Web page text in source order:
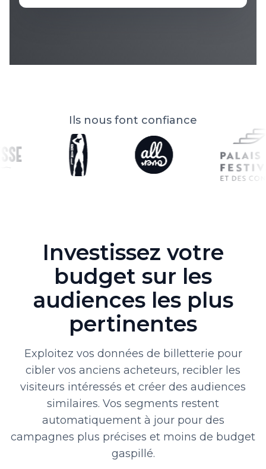
Ils nous font confiance
Investissez votre
budget sur les
audiences les plus
pertinentes
Exploitez vos données de billetterie pour
cibler vos anciens acheteurs, recibler les
visiteurs intéressés et créer des audiences
similaires. Vos segments restent
automatiquement à jour pour des
campagnes plus précises et moins de budget
gaspillé.